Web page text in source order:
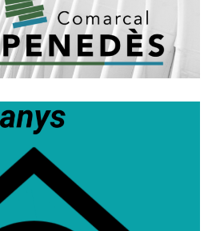
Altres
D’ajuts Al
Persones De 36 A 64
Anys